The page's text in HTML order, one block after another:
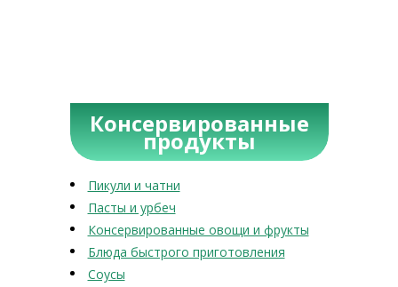
Консервированные
продукты
Пикули и чатни
Пасты и урбеч
Консервированные овощи и фрукты
Блюда быстрого приготовления
Соусы